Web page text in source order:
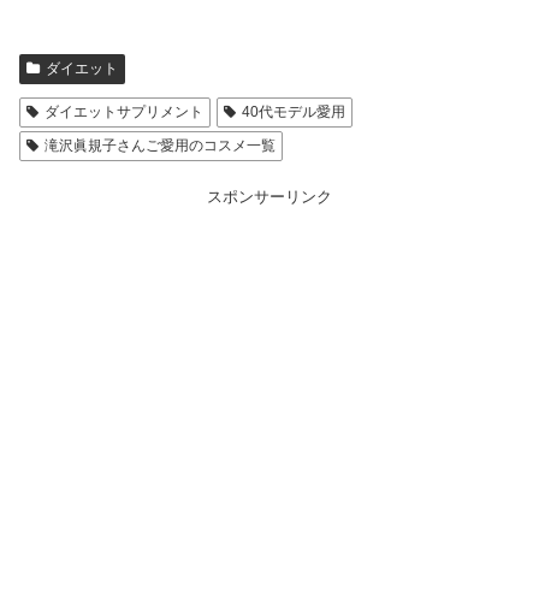
ダイエット
ダイエットサプリメント
40代モデル愛用
滝沢眞規子さんご愛用のコスメ一覧
スポンサーリンク